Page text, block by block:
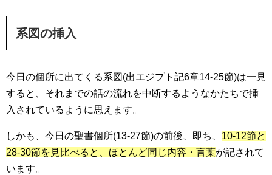
系図の挿入
今日の個所に出てくる系図(出エジプト記6章14-25節)は一見
すると、それまでの話の流れを中断するようなかたちで挿
入されているように思えます。
しかも、今日の聖書個所(13-27節)の前後、即ち、 10-12節と
28-30節を見比べると、ほとんど同じ内容・言葉が記されて
います。